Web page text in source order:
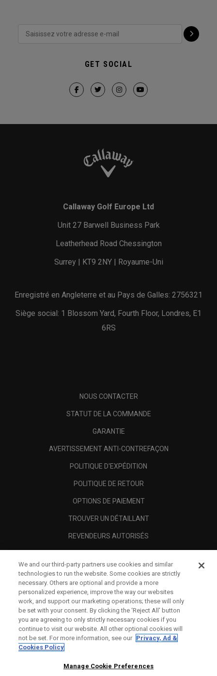
GET SOCIAL
Callaway Golf Europe Ltd
Unit 27 Barwell Business Park
Leatherhead Road Chessington
Surrey | KT9 2NY | Royaume-Uni
Enregistré en Angleterre et au Pays de Galles: 2756321
Siège social: 1 Blossom Yard, Fourth Floor, Londres, E1
6RS
NOUS CONTACTER
STATUT DE LA COMMANDE
GARANTIE
AVERTISSEMENT ANTI-CONTREFAÇON
POLITIQUE D'EXPÉDITION
POLITIQUE DE RETOUR
OPTIONS DE PAIEMENT
TROUVER UN DÉTAILLANT
REVENDEURS AUTORISÉS
A PROPOS
MENTIONS LÉGALES
We and our third-party partners use cookies and similar
technologies to run the website. Some cookies are strictly
necessary. Others are optional and provide a more
personalized experience, improve the way our websites
work, and support our marketing operations; these will only
be set with your consent. By clicking the ‘Reject All' button
you are agreeing to only strictly necessary cookies if you
continue to visit our website. All other optional cookies will
not be set. For more information, see our Privacy, Ad &
Cookies Policy
Manage Cookie Preferences